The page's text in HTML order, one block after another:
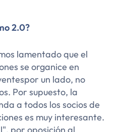
2.0?
lamentado que el
se organice en
por un lado, no
Por supuesto, la
a todos los socios de
es muy interesante.